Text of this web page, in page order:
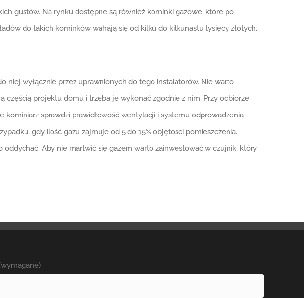
gustów. Na rynku dostępne są również kominki gazowe, które po
do takich kominków wahają się od kilku do kilkunastu tysięcy złotych.
niej wyłącznie przez uprawnionych do tego instalatorów. Nie warto
częścią projektu domu i trzeba je wykonać zgodnie z nim. Przy odbiorze
kominiarz sprawdzi prawidłowość wentylacji i systemu odprowadzenia
gdy ilość gazu zajmuje od 5 do 15% objętości pomieszczenia.
oddychać. Aby nie martwić się gazem warto zainwestować w czujnik, który